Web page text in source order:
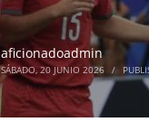
aficionadoadmin
SÁBADO, 20 JUNIO 2026 /